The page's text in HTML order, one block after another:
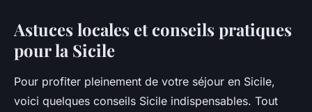
Astuces locales et conseils pratiques
pour la Sicile
Pour profiter pleinement de votre séjour en Sicile,
voici quelques conseils Sicile indispensables. Tout